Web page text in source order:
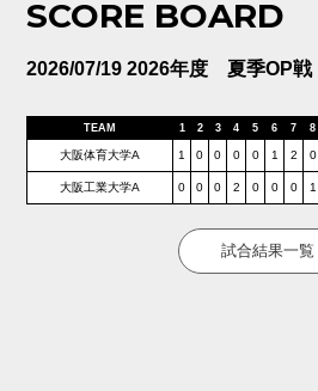
SCORE BOARD
2026/07/19 2026年度 夏季OP戦
TEAM 1 2 3 4 5 6 7 8
大阪体育大学A 1 0 0 0 0 1 2 0
大阪工業大学A 0 0 0 2 0 0 0 1
試合結果一覧